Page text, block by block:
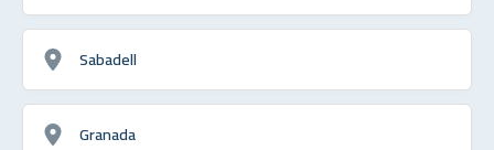
Sabadell
Granada